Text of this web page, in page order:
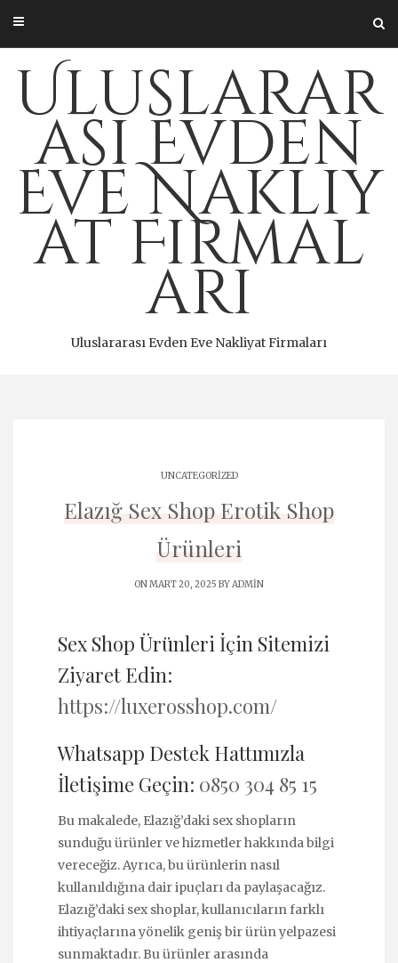
content
Uluslarar
ası Evden
Eve Nakliy
at Firmal
arı
Uluslararası Evden Eve Nakliyat Firmaları
UNCATEGORIZED
Elazığ Sex Shop Erotik Shop
Ürünleri
ON MART 20, 2025 BYADMIN
Sex Shop Ürünleri İçin Sitemizi
Ziyaret Edin:
https://luxerosshop.com/
Whatsapp Destek Hattımızla
İletişime Geçin: 0850 304 85 15
Bu makalede, Elazığ’daki sex shopların
sunduğu ürünler ve hizmetler hakkında bilgi
vereceğiz. Ayrıca, bu ürünlerin nasıl
kullanıldığına dair ipuçları da paylaşacağız.
Elazığ’daki sex shoplar, kullanıcıların farklı
ihtiyaçlarına yönelik geniş bir ürün yelpazesi
sunmaktadır. Bu ürünler arasında